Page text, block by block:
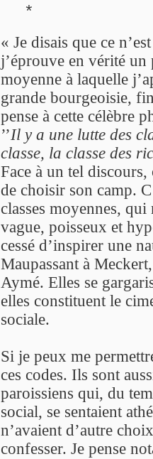
*
« Je disais que ce
j’éprouve en vérité
moyenne à laquelle
grande bourgeoisie,
pense à cette célèbre
’’Il y a une lutte des
classe, la classe des
Face à un tel
de choisir son camp.
classes moyennes,
vague, poisseux et
cessé d’inspirer une
Maupassant à
Aymé. Elles se
elles constituent le
sociale.
Si je peux me
ces codes. Ils sont
paroissiens qui, du
social, se sentaient
n’avaient d’autre
confesser. Je pense